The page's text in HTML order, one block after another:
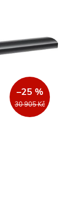
30 905 Kč
–25 %